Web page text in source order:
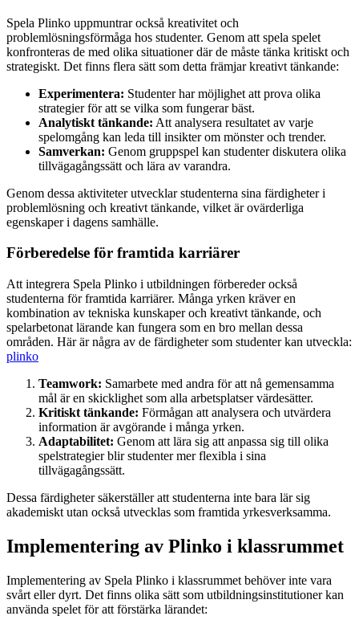
Spela Plinko uppmuntrar också kreativitet och
problemlösningsförmåga hos studenter. Genom att spela spelet
konfronteras de med olika situationer där de måste tänka kritiskt och
strategiskt. Det finns flera sätt som detta främjar kreativt tänkande:
Experimentera: Studenter har möjlighet att prova olika
strategier för att se vilka som fungerar bäst.
Analytiskt tänkande: Att analysera resultatet av varje
spelomgång kan leda till insikter om mönster och trender.
Samverkan: Genom gruppspel kan studenter diskutera olika
tillvägagångssätt och lära av varandra.
Genom dessa aktiviteter utvecklar studenterna sina färdigheter i
problemlösning och kreativt tänkande, vilket är ovärderliga
egenskaper i dagens samhälle.
Förberedelse för framtida karriärer
Att integrera Spela Plinko i utbildningen förbereder också
studenterna för framtida karriärer. Många yrken kräver en
kombination av tekniska kunskaper och kreativt tänkande, och
spelarbetonat lärande kan fungera som en bro mellan dessa
områden. Här är några av de färdigheter som studenter kan utveckla:
plinko
Teamwork: Samarbete med andra för att nå gemensamma
mål är en skicklighet som alla arbetsplatser värdesätter.
Kritiskt tänkande: Förmågan att analysera och utvärdera
information är avgörande i många yrken.
Adaptabilitet: Genom att lära sig att anpassa sig till olika
spelstrategier blir studenter mer flexibla i sina
tillvägagångssätt.
Dessa färdigheter säkerställer att studenterna inte bara lär sig
akademiskt utan också utvecklas som framtida yrkesverksamma.
Implementering av Plinko i klassrummet
Implementering av Spela Plinko i klassrummet behöver inte vara
svårt eller dyrt. Det finns olika sätt som utbildningsinstitutioner kan
använda spelet för att förstärka lärandet: